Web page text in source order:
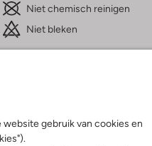
website gebruik van cookies en
Niet chemisch reinigen
Niet bleken